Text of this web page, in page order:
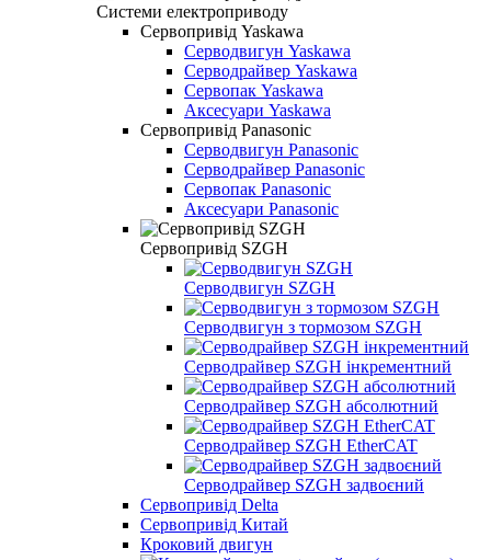
Системи електроприводу
Сервопривід Yaskawa
Серводвигун Yaskawa
Серводрайвер Yaskawa
Сервопак Yaskawa
Аксесуари Yaskawa
Сервопривід Panasonic
Серводвигун Panasonic
Серводрайвер Panasonic
Сервопак Panasonic
Аксесуари Panasonic
Сервопривід SZGH
Серводвигун SZGH
Серводвигун з тормозом SZGH
Серводрайвер SZGH інкрементний
Серводрайвер SZGH абсолютний
Серводрайвер SZGH EtherCAT
Серводрайвер SZGH задвоєний
Сервопривід Delta
Сервопривід Китай
Кроковий двигун